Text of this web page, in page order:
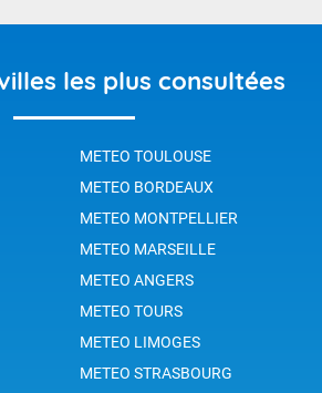
les plus consultées
METEO TOULOUSE
METEO BORDEAUX
METEO MONTPELLIER
METEO MARSEILLE
METEO ANGERS
METEO TOURS
METEO LIMOGES
METEO STRASBOURG